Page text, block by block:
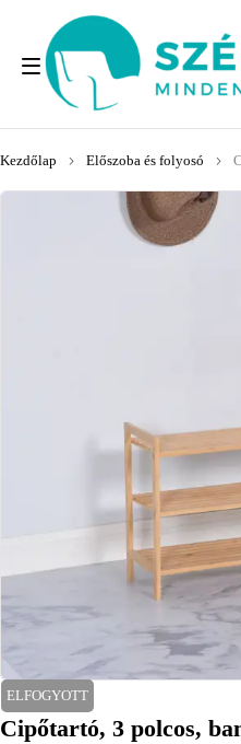
Kezdőlap Előszoba és folyosó
ELFOGYOTT
Cipőtartó, 3 polcos,